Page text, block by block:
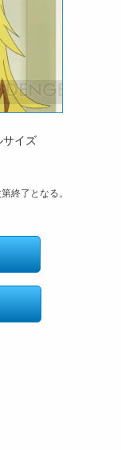
サイズ
終了となる。